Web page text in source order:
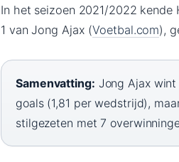
In het seizoen 2021/2022
1 van Jong Ajax (Voetbal.com),
Samenvatting: Jong Ajax
goals (1,81 per wedstrijd),
stilgezeten met 7